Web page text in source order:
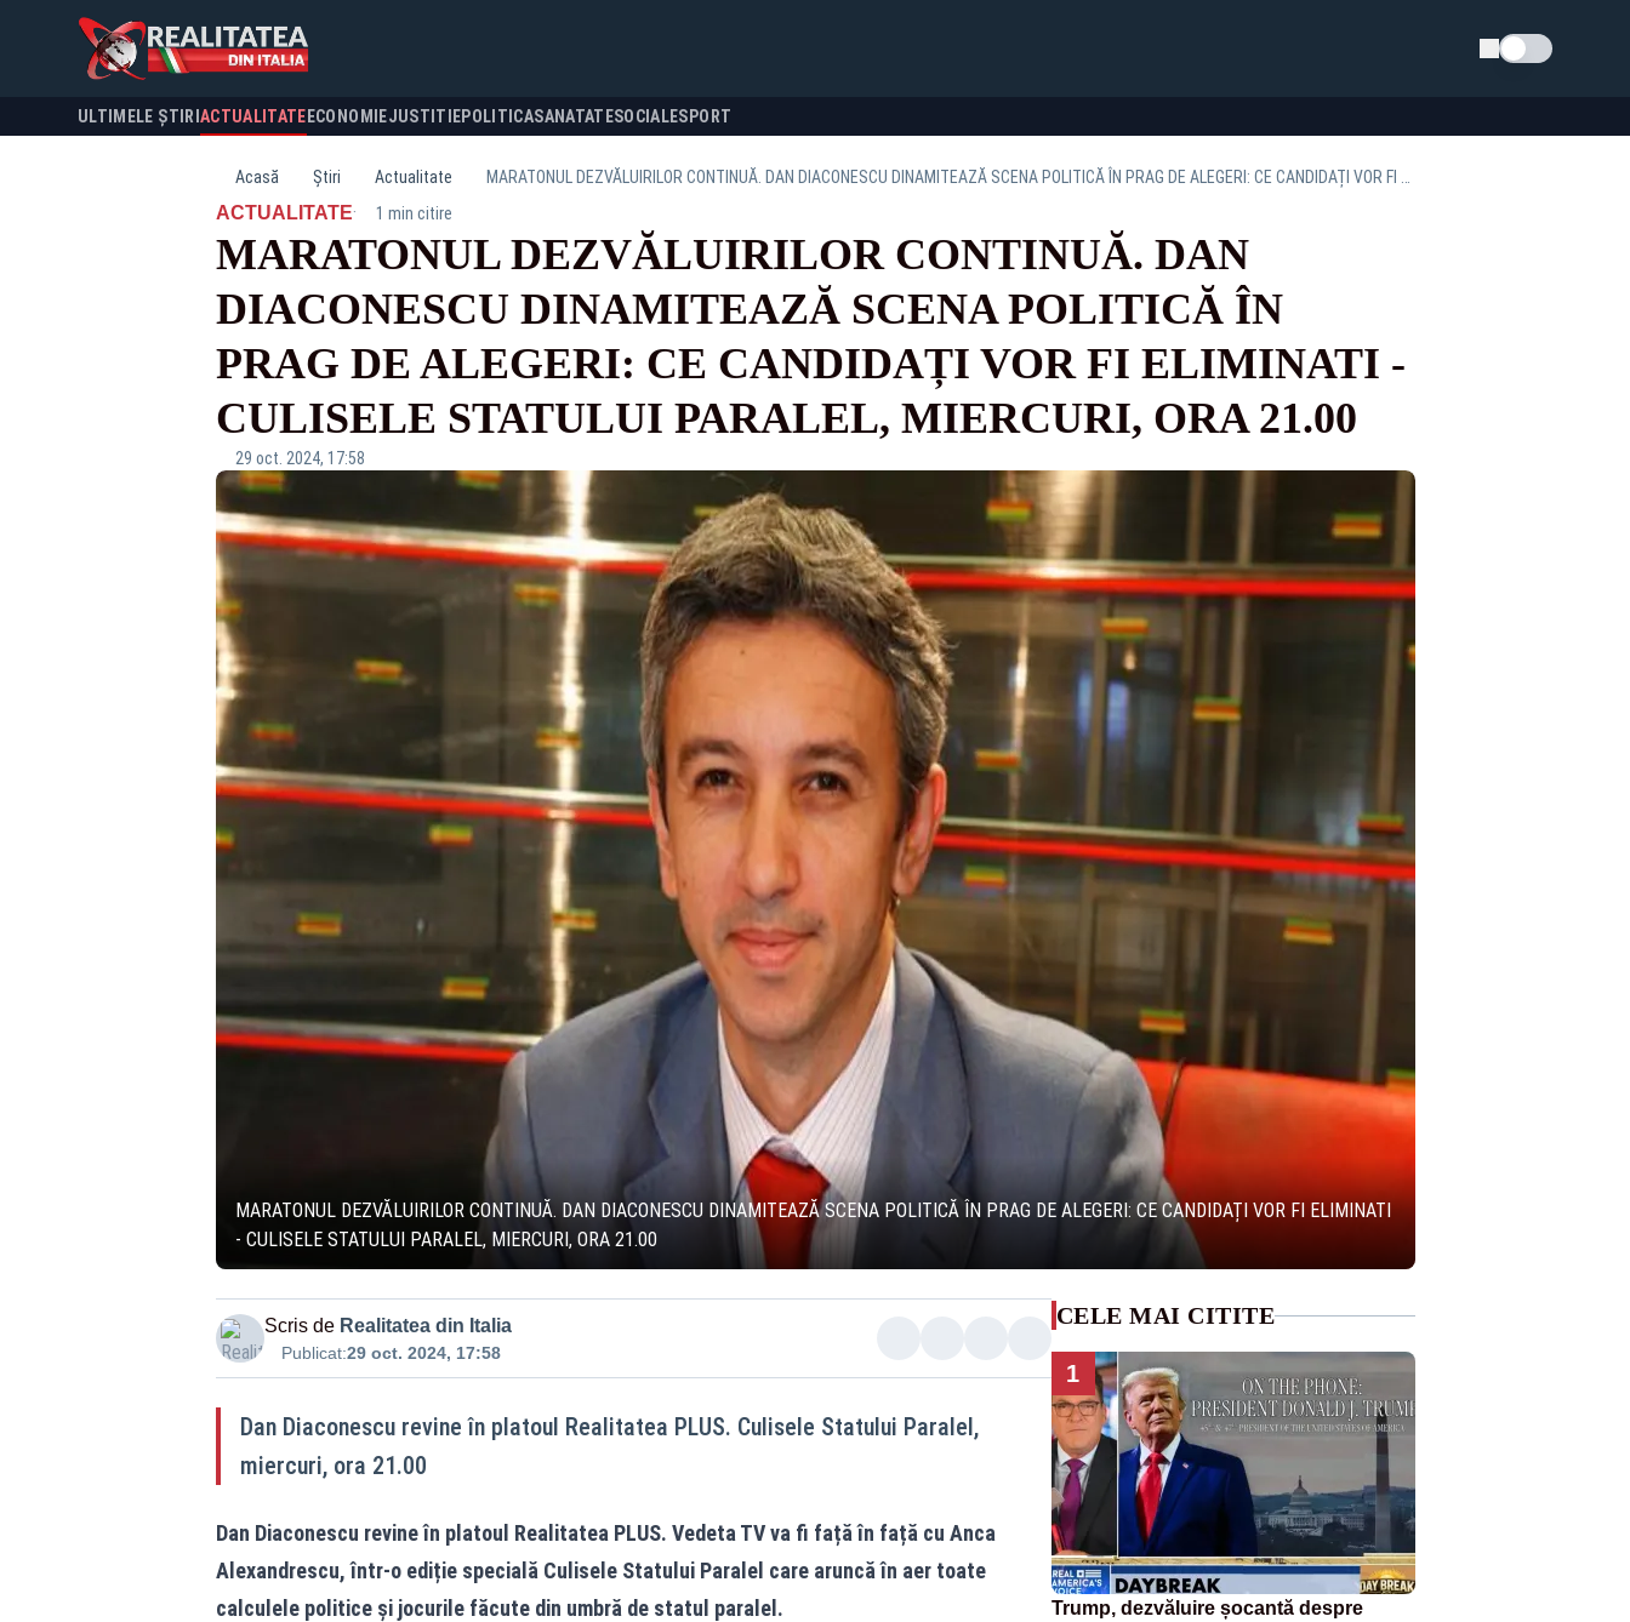
Schimba tema
ULTIMELE ȘTIRI ACTUALITATE ECONOMIEJUSTITIEPOLITICASANATATESOCIALESPORT
Acasă Știri Actualitate
ACTUALITATE· 1 min citire
MARATONUL DEZVĂLUIRILOR CONTINUĂ. DAN
DIACONESCU DINAMITEAZĂ SCENA POLITICĂ ÎN
PRAG DE ALEGERI: CE CANDIDAȚI VOR FI ELIMINATI -
CULISELE STATULUI PARALEL, MIERCURI, ORA 21.00
29 oct. 2024, 17:58
MARATONUL DEZVĂLUIRILOR CONTINUĂ. DAN DIACONESCU DINAMITEAZĂ SCENA POLITICĂ ÎN PRAG DE ALEGERI: CE CANDIDAȚI VOR FI ELIMINATI
- CULISELE STATULUI PARALEL, MIERCURI, ORA 21.00
Scris de Realitatea din Italia
Publicat:29 oct. 2024, 17:58
Dan Diaconescu revine în platoul Realitatea PLUS. Culisele Statului Paralel,
miercuri, ora 21.00
Dan Diaconescu revine în platoul Realitatea PLUS. Vedeta TV va fi față în față cu Anca
Alexandrescu, într-o ediție specială Culisele Statului Paralel care aruncă în aer toate
calculele politice și jocurile făcute din umbră de statul paralel.
CELE MAI CITITE
1
Trump, dezvăluire șocantă despre